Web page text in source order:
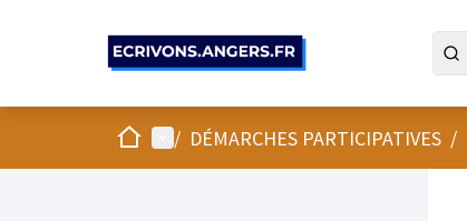
AccueilMenu principal
/ DÉMARCHES PARTICIPATIVES /